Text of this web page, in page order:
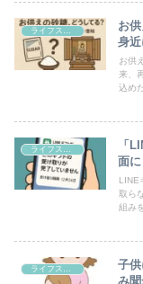
お
身
お供
来、
込め
ライフスタイル
「
面に
LINE
取ら
組み
ライフスタイル
子
み